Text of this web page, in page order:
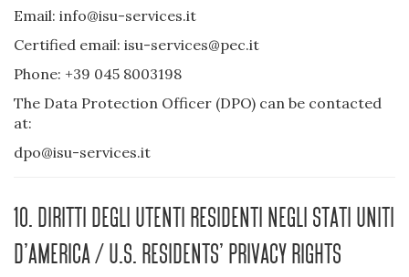
Email: info@isu-services.it
Certified email: isu-services@pec.it
Phone: +39 045 8003198
The Data Protection Officer (DPO) can be contacted
at:
dpo@isu-services.it
10. Diritti degli utenti residenti negli Stati Uniti
d’America / U.S. Residents’ Privacy Rights